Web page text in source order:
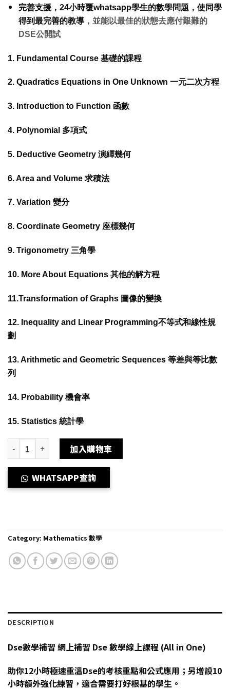
完善支援，24小時覆whatsapp學生的數學問題，使同學
得到最完善的教導， 並能以最佳的狀態去應付艱難的
DSE公開試
1. Fundamental Course 基礎的課程
2. Quadratics Equations in One Unknown 一元二次方程
3. Introduction to Function 函數
4. Polynomial 多項式
5. Deductive Geometry 演繹幾何
6. Area and Volume 求積法
7. Variation 變分
8. Coordinate Geometry 座標幾何
9. Trigonometry 三角學
10. More About Equations 其他的解方程
11.Transformation of Graphs 圖像的變換
12. Inequality and Linear Programming不等式和線性規
劃
13. Arithmetic and Geometric Sequences 等差與等比數
列
14. Probability 機會率
15. Statistics 統計學
Dse 數學補習 網上補習 Dse 數學線上課程 (All in One) quantity
加入購物車
WHATSAPP查詢
Category: Mathematics 數學
DESCRIPTION
Dse數學補習 網上補習 Dse 數學線上課程 (All in One)
助你12小時極速重溫Dse的考核重點和公式應用；另增設10
小時額外強化練習，適合需要打好根基的學生。